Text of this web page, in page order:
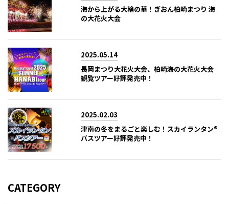
海から上がる大輪の華！ぎおん柏崎まつり 海
の大花火大会
2025.05.14
長岡まつり大花火大会、柏崎海の大花火大会
観覧ツアー好評発売中！
2025.02.03
津南の冬をまるごと楽しむ！スカイランタン®
バスツアー好評発売中！
CATEGORY